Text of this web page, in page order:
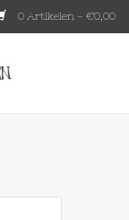
0 Artikelen - €0,00